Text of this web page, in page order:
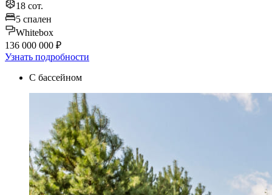
18 сот.
5 спален
Whitebox
136 000 000 ₽
Узнать подробности
С бассейном